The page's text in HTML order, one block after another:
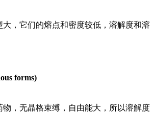
它们的熔点和密度较低，溶解度和溶
forms)
，无晶格束缚，自由能大，所以溶解度